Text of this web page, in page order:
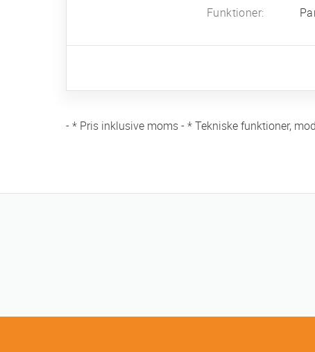
Funktioner:
- * Pris inklusive moms - * Tekniske funktioner,